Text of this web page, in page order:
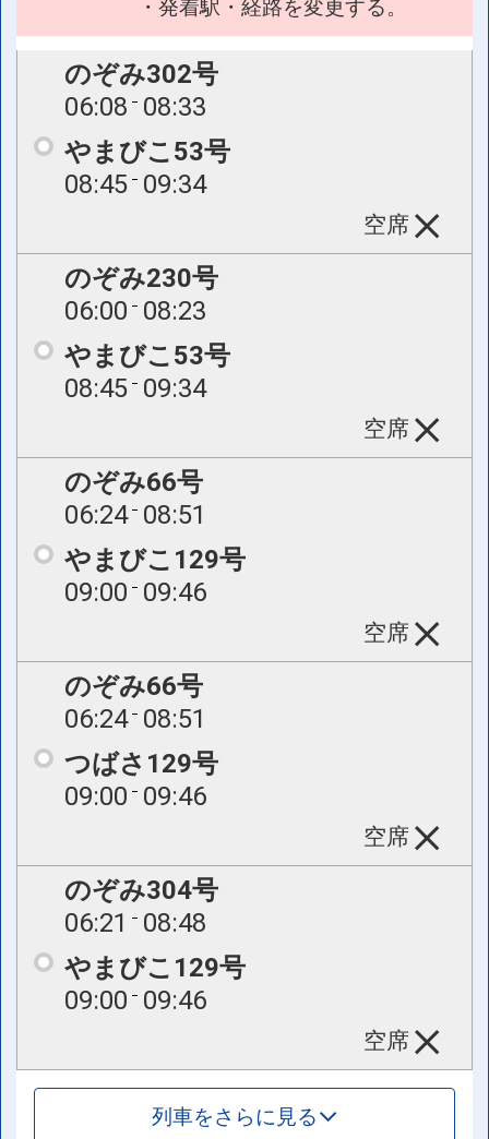
・発着駅・経路を変更する。
のぞみ302号
06:08 08:33
やまびこ53号
08:45 09:34
空席
のぞみ230号
06:00 08:23
やまびこ53号
08:45 09:34
空席
のぞみ66号
06:24 08:51
やまびこ129号
09:00 09:46
空席
のぞみ66号
06:24 08:51
つばさ129号
09:00 09:46
空席
のぞみ304号
06:21
08:48
やまびこ129号
09:00 09:46
空席
列車をさらに見る